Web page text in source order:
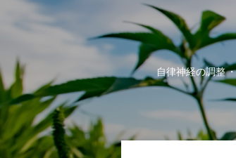
自律神経の調整